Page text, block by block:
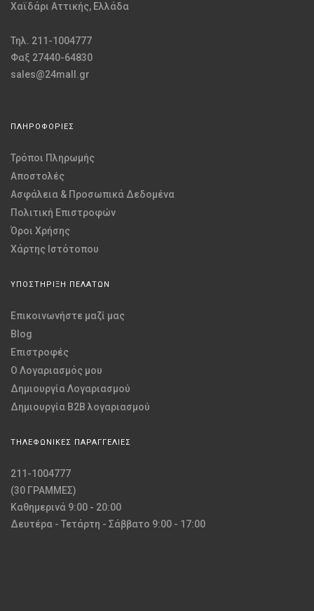
Χαϊδάρι Αττικής, Ελλάδα
Τηλ. 211-1004777
Φαξ 27440-64830
sales@24mall.gr
ΠΛΗΡΟΦΟΡΙΕΣ
Τρόποι Πληρωμής
Αποστολές
Ασφάλεια & Προσωπικά Δεδομένα
Πολιτική Επιστροφών
Όροι Χρήσης
Χάρτης Ιστότοπου
ΥΠΟΣΤΗΡΙΞΗ ΠΕΛΑΤΩΝ
Επικοινωνήστε μαζί μας
Blog
Επιστροφές
O Λογαριασμός μου
Δημιουργία Λογαριασμού
Δημιουργία B2B λογαριασμού
ΤΗΛΕΦΩΝΙΚΕΣ ΠΑΡΑΓΓΕΛΙΕΣ
211-1004777
(30 ΓΡΑΜΜΕΣ)
Καθημερινά 9:00 - 20:00
Δευτέρα - Τετάρτη - Σάββατο 9:00 - 17:00